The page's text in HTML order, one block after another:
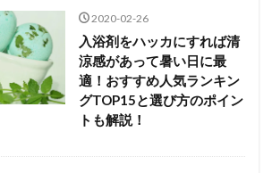
2020-02-26
入浴剤をハッカにすれば清
涼感があって暑い日に最
適！おすすめ人気ランキン
グTOP15と選び方のポイン
トも解説！